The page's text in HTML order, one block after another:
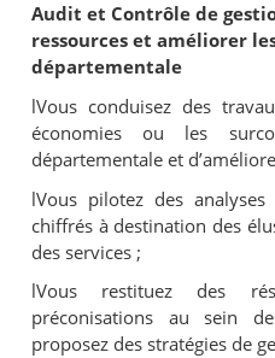
Audit et Contrôle de
ressources et améliorer
départementale
lVous conduisez des
économies ou les
départementale et
lVous pilotez des
chiffrés à destination des
des services ;
lVous restituez des
préconisations au sein
proposez des stratégies de